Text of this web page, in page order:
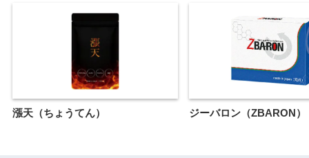
漲天（ちょうてん） ジーバロン（ZBARON）